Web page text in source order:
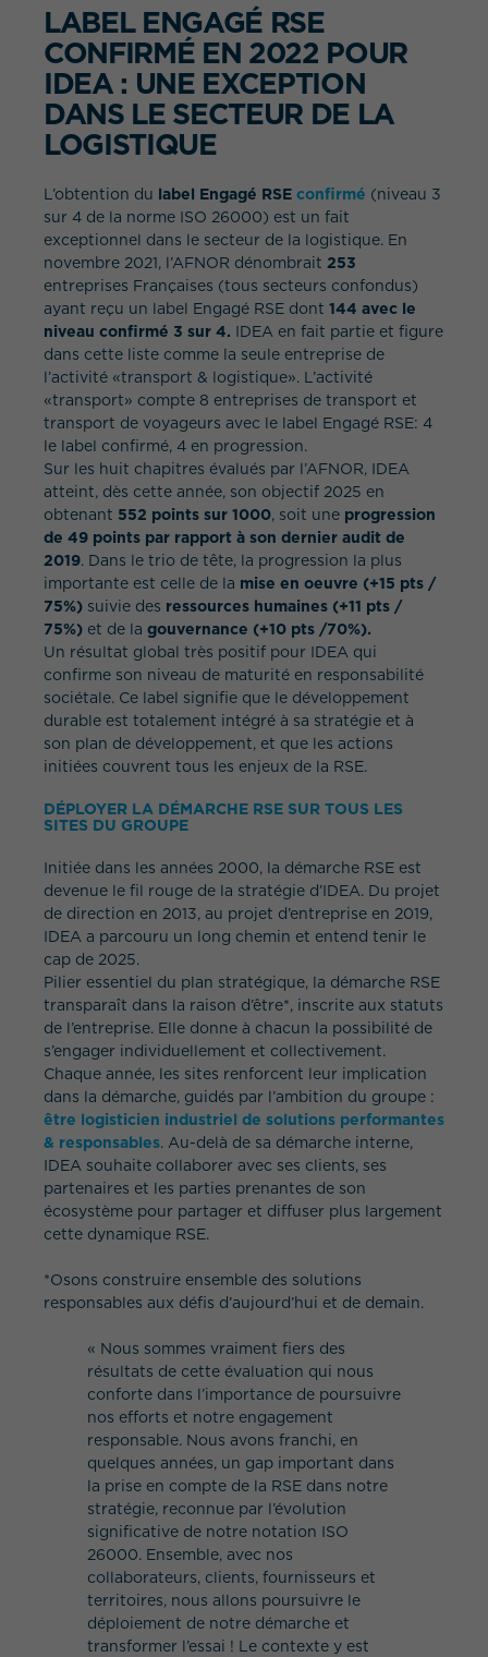
LABEL ENGAGÉ RSE
CONFIRMÉ EN 2022 POUR
IDEA : UNE EXCEPTION
DANS LE SECTEUR DE LA
LOGISTIQUE
L’obtention du label Engagé RSE confirmé (niveau 3
sur 4 de la norme ISO 26000) est un fait
exceptionnel dans le secteur de la logistique. En
novembre 2021, l’AFNOR dénombrait 253
entreprises Françaises (tous secteurs confondus)
ayant reçu un label Engagé RSE dont 144 avec le
niveau confirmé 3 sur 4. IDEA en fait partie et figure
dans cette liste comme la seule entreprise de
l’activité «transport & logistique». L’activité
«transport» compte 8 entreprises de transport et
transport de voyageurs avec le label Engagé RSE: 4
le label confirmé, 4 en progression.
Sur les huit chapitres évalués par l’AFNOR, IDEA
atteint, dès cette année, son objectif 2025 en
obtenant 552 points sur 1000, soit une progression
de 49 points par rapport à son dernier audit de
2019. Dans le trio de tête, la progression la plus
importante est celle de la mise en oeuvre (+15 pts /
75%) suivie des ressources humaines (+11 pts /
75%) et de la gouvernance (+10 pts /70%).
Un résultat global très positif pour IDEA qui
confirme son niveau de maturité en responsabilité
sociétale. Ce label signifie que le développement
durable est totalement intégré à sa stratégie et à
son plan de développement, et que les actions
initiées couvrent tous les enjeux de la RSE.
DÉPLOYER LA DÉMARCHE RSE SUR TOUS LES
SITES DU GROUPE
Initiée dans les années 2000, la démarche RSE est
devenue le fil rouge de la stratégie d’IDEA. Du projet
de direction en 2013, au projet d’entreprise en 2019,
IDEA a parcouru un long chemin et entend tenir le
cap de 2025.
Pilier essentiel du plan stratégique, la démarche RSE
transparaît dans la raison d’être*, inscrite aux statuts
de l’entreprise. Elle donne à chacun la possibilité de
s’engager individuellement et collectivement.
Chaque année, les sites renforcent leur implication
dans la démarche, guidés par l’ambition du groupe :
être logisticien industriel de solutions performantes
& responsables. Au-delà de sa démarche interne,
IDEA souhaite collaborer avec ses clients, ses
partenaires et les parties prenantes de son
écosystème pour partager et diffuser plus largement
cette dynamique RSE.
*Osons construire ensemble des solutions
responsables aux défis d’aujourd’hui et de demain.
« Nous sommes vraiment fiers des
résultats de cette évaluation qui nous
conforte dans l’importance de poursuivre
nos efforts et notre engagement
responsable. Nous avons franchi, en
quelques années, un gap important dans
la prise en compte de la RSE dans notre
stratégie, reconnue par l’évolution
significative de notre notation ISO
26000. Ensemble, avec nos
collaborateurs, clients, fournisseurs et
territoires, nous allons poursuivre le
déploiement de notre démarche et
transformer l’essai ! Le contexte y est